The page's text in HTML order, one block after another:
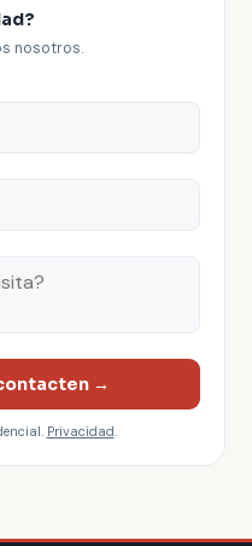
nosotros.
→
Privacidad.